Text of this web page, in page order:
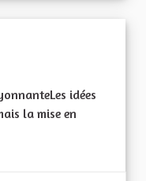
idées
la mise en